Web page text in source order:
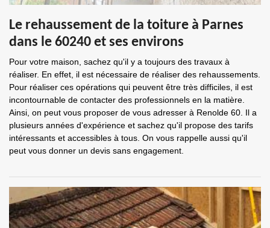
Le rehaussement de la toiture à Parnes
dans le 60240 et ses environs
Pour votre maison, sachez qu'il y a toujours des travaux à
réaliser. En effet, il est nécessaire de réaliser des rehaussements.
Pour réaliser ces opérations qui peuvent être très difficiles, il est
incontournable de contacter des professionnels en la matière.
Ainsi, on peut vous proposer de vous adresser à Renolde 60. Il a
plusieurs années d'expérience et sachez qu'il propose des tarifs
intéressants et accessibles à tous. On vous rappelle aussi qu'il
peut vous donner un devis sans engagement.